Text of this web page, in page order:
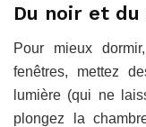
Du noir et du
Pour mieux
fenêtres, mettez
lumière (qui ne
plongez la